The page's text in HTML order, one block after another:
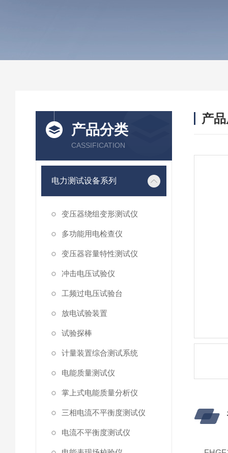
产品分类
CASSIFICATION
电力测试设备系列
变压器绕组变形测试仪
多功能用电检查仪
变压器容量特性测试仪
冲击电压试验仪
工频过电压试验台
放电试验装置
试验探棒
计量装置综合测试系统
电能质量测试仪
掌上式电能质量分析仪
三相电流不平衡度测试仪
电流不平衡度测试仪
产